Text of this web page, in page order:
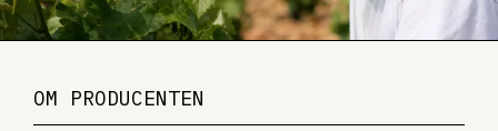
OM PRODUCENTEN